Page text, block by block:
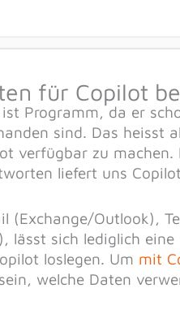
für Copilot
Programm, da er
sind. Das heisst
verfügbar zu
liefert uns
(Exchange/Outlook),
lässt sich lediglich
loslegen. Um mit
welche Daten